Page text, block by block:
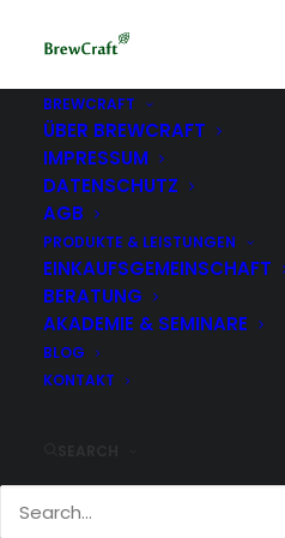
BREWCRAFT
ÜBER BREWCRAFT
IMPRESSUM
DATENSCHUTZ
AGB
PRODUKTE & LEISTUNGEN
EINKAUFSGEMEINSCHAFT
BERATUNG
AKADEMIE & SEMINARE
BLOG
KONTAKT
road trip
Onlineverkostung
road trip